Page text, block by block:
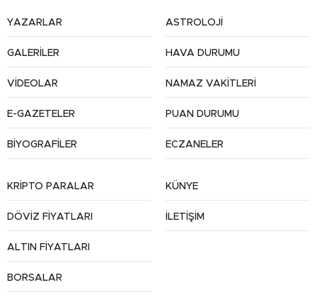
YAZARLAR
GALERİLER
VİDEOLAR
E-GAZETELER
BİYOGRAFİLER
ASTROLOJİ
HAVA DURUMU
NAMAZ VAKİTLERİ
PUAN DURUMU
ECZANELER
KRİPTO PARALAR
DÖVİZ FİYATLARI
ALTIN FİYATLARI
BORSALAR
KÜNYE
İLETİŞİM